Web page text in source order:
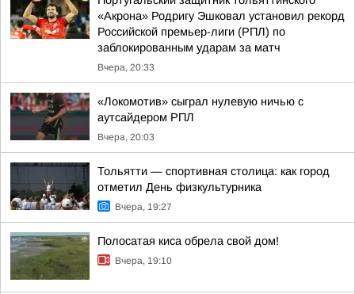
«Акрона» Родригу Эшковал установил рекорд
Российской премьер-лиги (РПЛ) по
заблокированным ударам за матч
Вчера, 20:33
«Локомотив» сыграл нулевую ничью с
аутсайдером РПЛ
Вчера, 20:03
Тольятти — спортивная столица: как город
отметил День физкультурника
Вчера, 19:27
Полосатая киса обрела свой дом!
Вчера, 19:10